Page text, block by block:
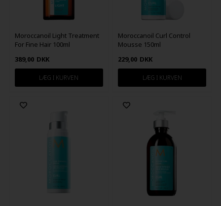
Moroccanoil Light Treatment
For Fine Hair 100ml
389,00 DKK
Moroccanoil Curl Control
Mousse 150ml
229,00 DKK